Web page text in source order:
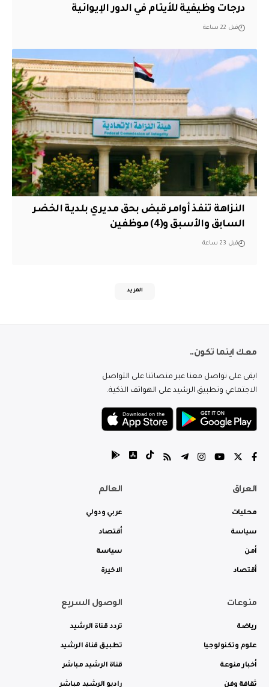
درجات وظيفية للأيتام في الدور الإيوائية
قبل 22 ساعة
النزاهة تنفذ أوامر قبض بحق مديري بلدية الخضر
السابق والأسبق و(4) موظفين
قبل 23 ساعة
المزيد
معك اينما تكون..
ابقى على تواصل معنا عبر منصاتنا على التواصل
الاجتماعي وتطبيق الرشيد على الهواتف الذكية.
العراق
محليات
سياسة
أمن
أقتصاد
العالم
عربي ودولي
أقتصاد
سياسة
الاخيرة
منوعات
رياضة
علوم وتكنولوجيا
أخبار منوعة
ثقافة وفن
الوصول السريع
تردد قناة الرشيد
تطبيق قناة الرشيد
قناة الرشيد مباشر
راديو الرشيد مباشر